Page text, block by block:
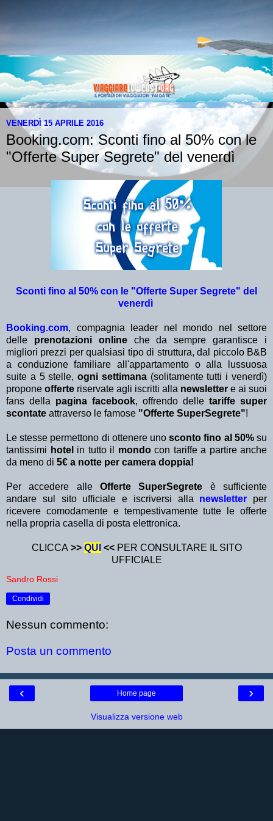
VENERDÌ 15 APRILE 2016
Booking.com: Sconti fino al 50% con le
"Offerte Super Segrete" del venerdì
Sconti fino al 50% con le "Offerte Super Segrete" del
venerdì
Booking.com, compagnia leader nel mondo nel settore
delle prenotazioni onlineche da sempre garantisce i
migliori prezzi per qualsiasi tipo di struttura, dal piccolo B&B
a conduzione familiare all'appartamento o alla lussuosa
suite a 5 stelle,ogni settimana(solitamente tutti i venerdì)
propone offerte riservate agli iscritti alla newsletter e ai suoi
fans della pagina facebook, offrendo delle tariffe super
scontate attraverso le famose "Offerte SuperSegrete"!
Le stesse permettono di ottenere unosconto fino al 50%su
tantissimi hotel in tutto il mondo con tariffe a partire anche
da meno di 5€ a notte per camera doppia!
Per accedere alle Offerte SuperSegrete è sufficiente
andare sul sito ufficiale e iscriversi alla newsletter
per
ricevere comodamente e tempestivamente tutte le offerte
nella propria casella di posta elettronica.
CLICCA >> QUI <<PER CONSULTARE IL SITO
UFFICIALE
Sandro Rossi
Condividi
Nessun commento:
Posta un commento
‹ ›
Home page
Visualizza versione web